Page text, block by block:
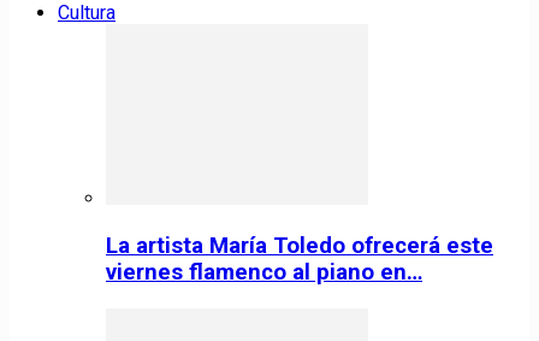
Cultura
La artista María Toledo ofrecerá este
viernes flamenco al piano en…